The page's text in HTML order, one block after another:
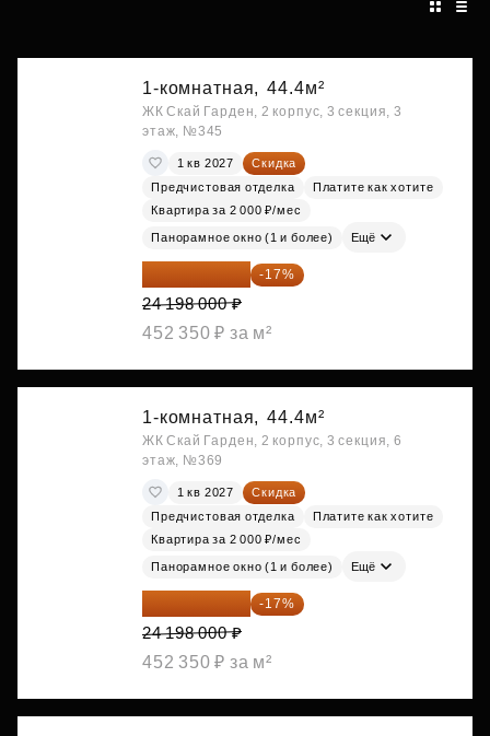
1-комнатная, 44.4м²
ЖК Скай Гарден, 2 корпус, 3 секция, 3
этаж, №345
1 кв 2027
Скидка
Предчистовая отделка
Платите как хотите
Квартира за 2 000 ₽/мес
Панорамное окно (1 и более) Ещё
20 084 340 ₽ -17%
24 198 000 ₽
452 350 ₽ за м²
1-комнатная, 44.4м²
ЖК Скай Гарден, 2 корпус, 3 секция, 6
этаж, №369
1 кв 2027
Скидка
Предчистовая отделка
Платите как хотите
Квартира за 2 000 ₽/мес
Панорамное окно (1 и более) Ещё
20 084 340 ₽ -17%
24 198 000 ₽
452 350 ₽ за м²